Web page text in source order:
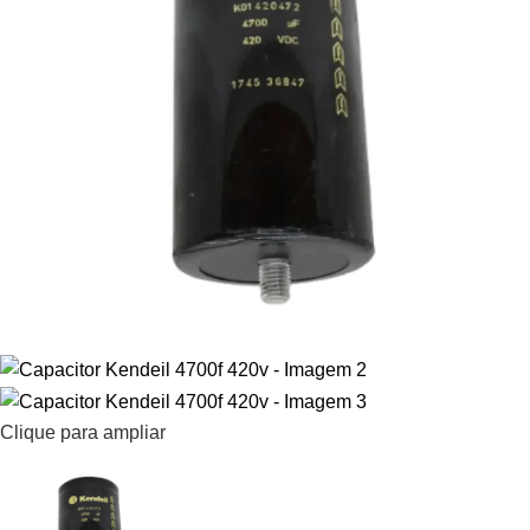
Clique para ampliar